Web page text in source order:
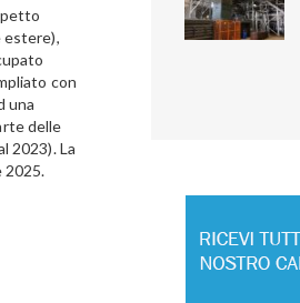
estere),
con
una
delle
2023). La
2025.